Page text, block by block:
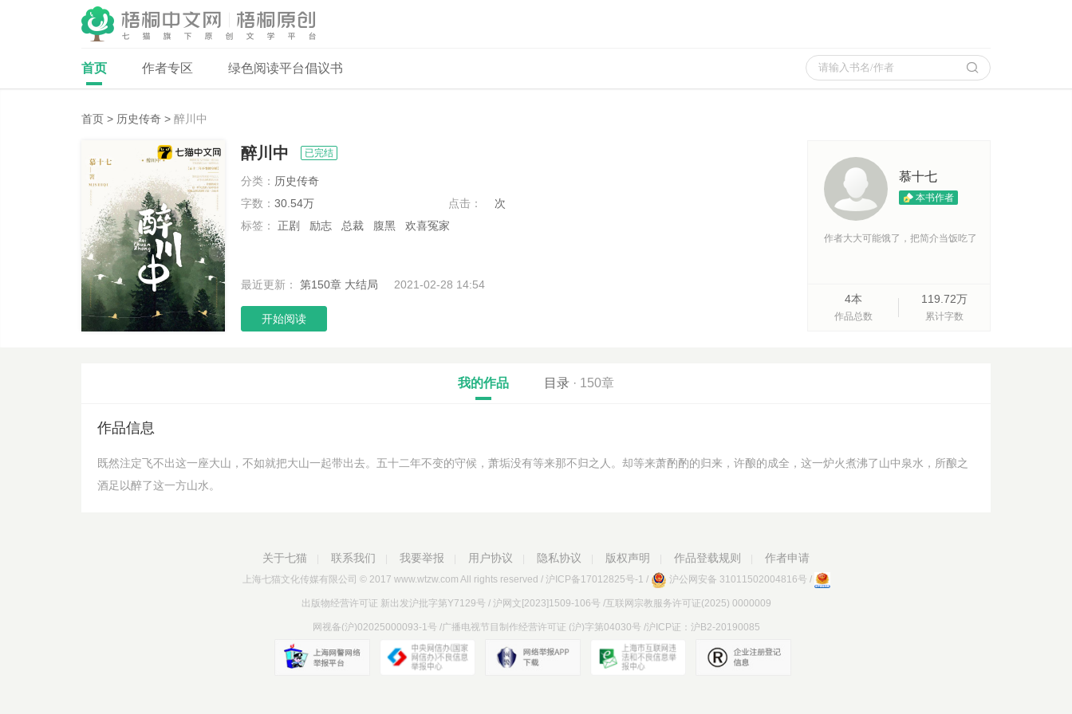
首页 作者专区 绿色阅读平台倡议书 
首页 > 历史传奇 > 醉川中
醉川中 已完结
分类： 历史传奇
字数： 30.54万 点击：
次
标签：
正剧 励志 总裁 腹黑 欢喜冤家
最近更新： 第150章 大结局 2021-02-28 14:54
开始阅读
慕十七
本书作者
作者大大可能饿了，把简介当饭吃了
4本
作品总数
119.72万
累计字数
我的作品 目录 · 150章
作品信息
既然注定飞不出这一座大山，不如就把大山一起带出去。五十二年不变的守候，萧垢没有等来那不归之人。却等来萧酌酌的归来，许酿的成全，这一炉火煮沸了山中泉水，所酿之
酒足以醉了这一方山水。
关于七猫 联系我们 我要举报 用户协议 隐私协议 版权声明 作品登载规则 作者申请
上海七猫文化传媒有限公司 © 2017 www.wtzw.com All rights reserved / 沪ICP备17012825号-1 / 沪公网安备 31011502004816号 /
出版物经营许可证 新出发沪批字第Y7129号 / 沪网文[2023]1509-106号 /互联网宗教服务许可证(2025) 0000009
网视备(沪)02025000093-1号 /广播电视节目制作经营许可证 (沪)字第04030号 /沪ICP证：沪B2-20190085